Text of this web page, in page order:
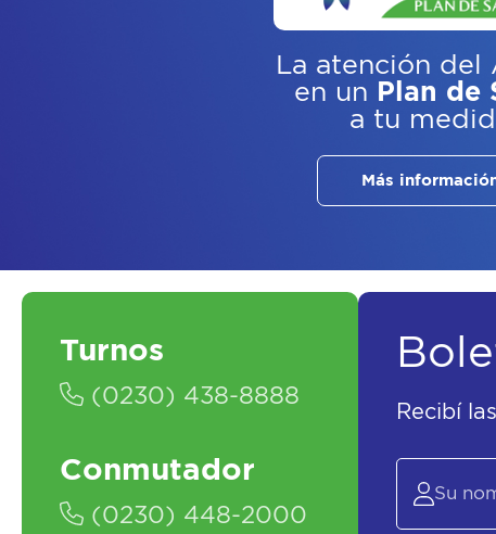
La atención del
en un Plan de
a tu
Más
Turnos
(0230) 438-8888
Conmutador
(0230) 448-2000
Recibí las